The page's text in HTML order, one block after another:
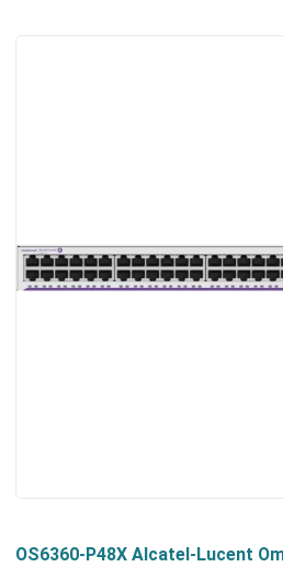
OS6360-P48X Alcatel-Lucent